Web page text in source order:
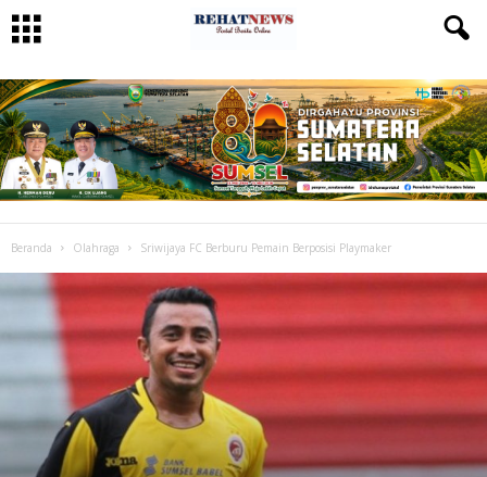
Beranda Olahraga Sriwijaya FC Berburu Pemain Berposisi Playmaker